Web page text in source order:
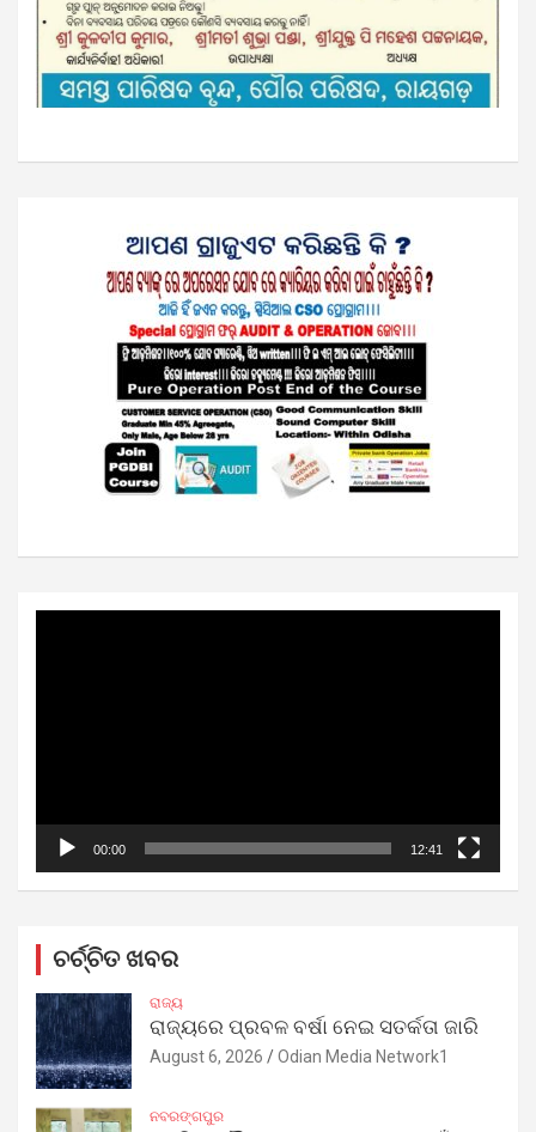
00:00 12:41
ଚର୍ଚ୍ଚିତ ଖବର
ରାଜ୍ୟ
ରାଜ୍ୟରେ ପ୍ରବଳ ବର୍ଷା ନେଇ ସତର୍କତା ଜାରି
August 6, 2026 Odian Media Network1
ନବରଙ୍ଗପୁର